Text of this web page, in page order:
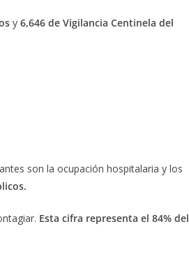
y 6,646 de Vigilancia Centinela del
son la ocupación hospitalaria y los
Esta cifra representa el 84% del